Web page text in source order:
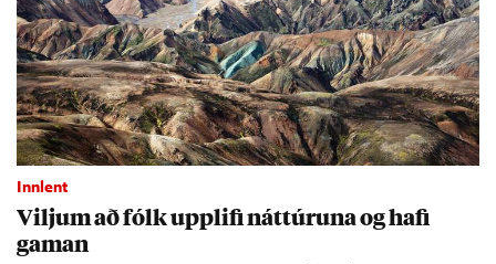
Innlent
Vilj­um að fólk upp­lifi nátt­úr­una og hafi
gam­an